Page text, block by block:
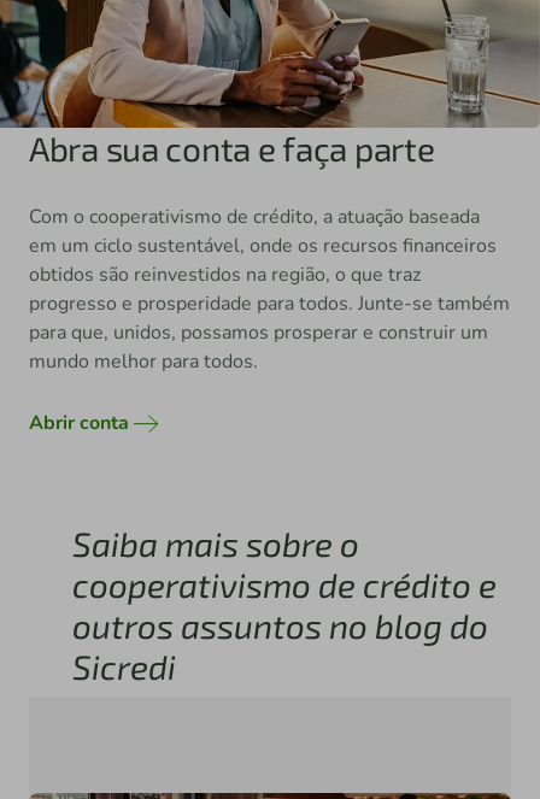
Abra sua conta e faça parte
Com o cooperativismo de crédito, a atuação baseada
em um ciclo sustentável, onde os recursos financeiros
obtidos são reinvestidos na região, o que traz
progresso e prosperidade para todos. Junte-se também
para que, unidos, possamos prosperar e construir um
mundo melhor para todos.
Abrir conta
Saiba mais sobre o
cooperativismo de crédito e
outros assuntos no blog do
Sicredi